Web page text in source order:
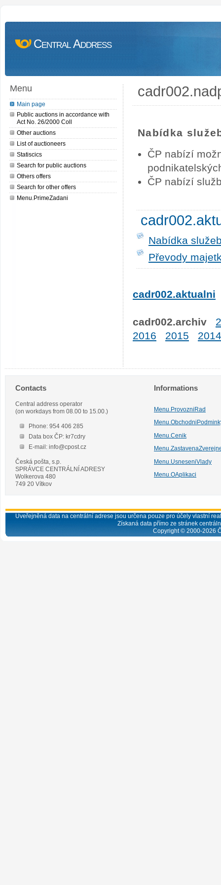
Central Address
Menu
Main page
Public auctions in accordance with
Act No. 26/2000 Coll
Other auctions
List of auctioneers
Statiscics
Search for public auctions
Others offers
Search for other offers
Menu.PrimeZadani
Nabídka
ČP nabízí
ČP nabízí
Nabídka
Převody
cadr002.aktualni
cadr002.archiv
2016
2015 2014
Contacts
Central address operator
(on workdays from 08.00 to 15.00.)
Phone: 954 406 285
Data box ČP: kr7cdry
E-mail: info@cpost.cz
Česká pošta, s.p.
SPRÁVCE CENTRÁLNÍ ADRESY
Wolkerova 480
749 20 Vítkov
Informations
Menu.ProvozniRad
Menu.Cenik
Menu.UsneseniVlady
Menu.OAplikaci
Uveřejněná data na centrální adrese jsou určena pouze pro účely vlastní
Získaná data přímo ze stránek
Copyright © 2000-2026